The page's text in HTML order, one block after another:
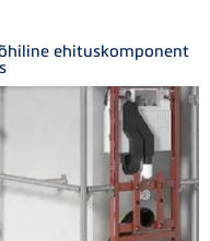
ehituskomponent